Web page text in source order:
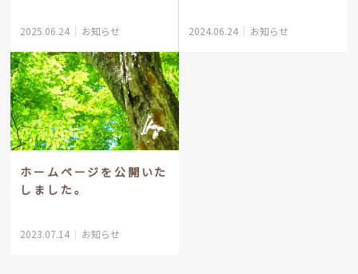
2025.06.24 お知らせ 2024.06.24 お知らせ
ホームページを公開いた
しました。
2023.07.14 お知らせ